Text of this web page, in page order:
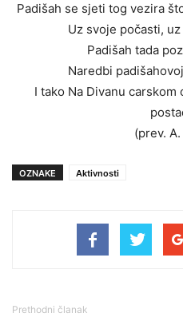
Padišah se sjeti tog vezira
Uz svoje počasti,
Padišah tada
Naredbi
I tako Na Divanu
(prev.
OZNAKE Aktivnosti
Prethodni članak